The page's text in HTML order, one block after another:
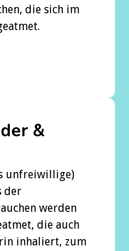
die sich im
&
unfreiwillige)
der
werden
die auch
inhaliert, zum